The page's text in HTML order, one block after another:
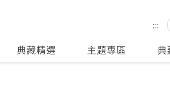
:::
全站搜尋
典藏精選 主題專區 典